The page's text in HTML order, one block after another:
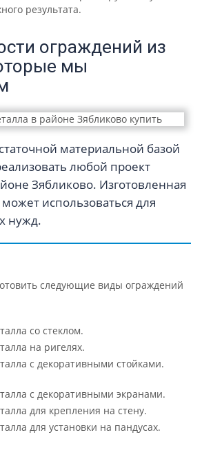
результата.
ограждений из
мы
материальной базой
любой проект
Зябликово. Изготовленная
использоваться для
нужд.
следующие виды ограждений
со стеклом.
на ригелях.
с декоративными стойками.
с декоративными экранами.
для крепления на стену.
для установки на пандусах.